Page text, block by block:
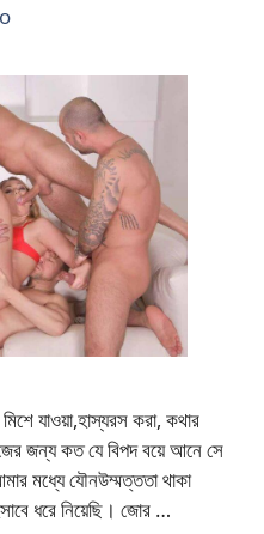
যাওয়া,হাস্যরস করা, কথার
জন্য কত যে বিপদ বয়ে আনে সে
মধ্যে যৌনউম্মত্ততা থাকা
ধরে নিয়েছি। জোর …